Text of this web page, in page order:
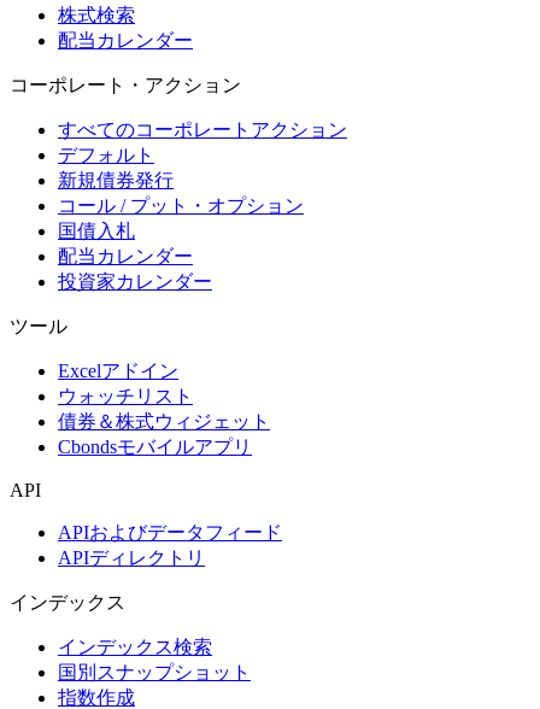
株式検索
配当カレンダー
コーポレート・アクション
すべてのコーポレートアクション
デフォルト
新規債券発行
コール / プット・オプション
国債入札
配当カレンダー
投資家カレンダー
ツール
Excelアドイン
ウォッチリスト
債券＆株式ウィジェット
Cbondsモバイルアプリ
API
APIおよびデータフィード
APIディレクトリ
インデックス
インデックス検索
国別スナップショット
指数作成